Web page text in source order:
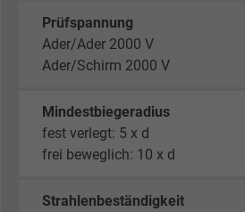
Prüfspannung
Ader/Ader 2000 V
Ader/Schirm 2000 V
Mindestbiegeradius
fest verlegt: 5 x d
frei beweglich: 10 x d
Strahlenbeständigkeit